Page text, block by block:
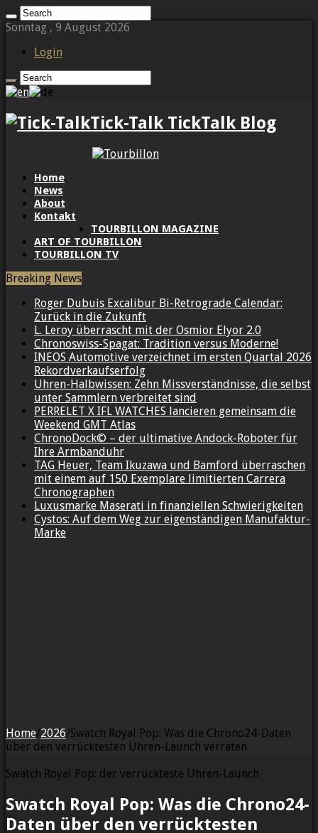
Sonntag , 9 August 2026
Login
Tick-Talk TickTalk Blog
Home
News
About
Kontakt
TOURBILLON MAGAZINE
ART OF TOURBILLON
TOURBILLON TV
Breaking News
Roger Dubuis Excalibur Bi-Retrograde Calendar:
Zurück in die Zukunft
L. Leroy überrascht mit der Osmior Elyor 2.0
Chronoswiss-Spagat: Tradition versus Moderne!
INEOS Automotive verzeichnet im ersten Quartal 2026
Rekordverkaufserfolg
Uhren-Halbwissen: Zehn Missverständnisse, die selbst
unter Sammlern verbreitet sind
PERRELET X IFL WATCHES lancieren gemeinsam die
Weekend GMT Atlas
ChronoDock© – der ultimative Andock-Roboter für
Ihre Armbanduhr
TAG Heuer, Team Ikuzawa und Bamford überraschen
mit einem auf 150 Exemplare limitierten Carrera
Chronographen
Luxusmarke Maserati in finanziellen Schwierigkeiten
Cystos: Auf dem Weg zur eigenständigen Manufaktur-
Marke
Home/2026/Swatch Royal Pop: Was die Chrono24-Daten
über den verrücktesten Uhren-Launch verraten
Swatch Royal Pop: der verrückteste Uhren-Launch
Swatch Royal Pop: Was die Chrono24-
Daten über den verrücktesten